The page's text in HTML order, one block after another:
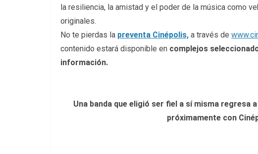
la resiliencia, la amistad y el poder de la música como
originales.
No te pierdas la preventa Cinépolis, a través de
contenido estará disponible en complejos
información.
Una banda que eligió ser fiel a sí misma regresa
próximamente con